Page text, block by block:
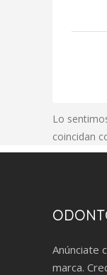
Lo
coincidan
Anúnciate
marca.